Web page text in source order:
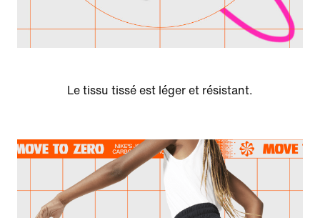
Le tissu tissé est léger et résistant.